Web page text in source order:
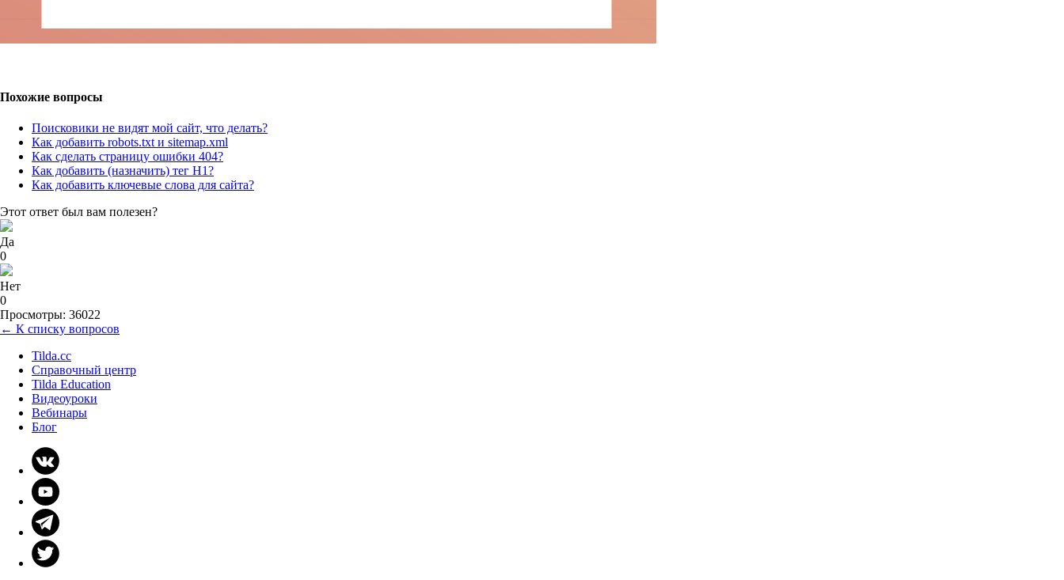
Похожие вопросы
Поисковики не видят мой сайт, что делать?
Как добавить robots.txt и sitemap.xml
Как сделать страницу ошибки 404?
Как добавить (назначить) тег H1?
Как добавить ключевые слова для сайта?
Этот ответ был вам полезен?
Да
0
Нет
0
Просмотры: 36022
← К списку вопросов
Tilda.cc
Справочный центр
Tilda Education
Видеоуроки
Вебинары
Блог